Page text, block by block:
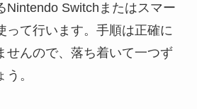
Nintendo Switchまたはスマー
って行います。手順は正確に
せんので、落ち着いて一つず
。